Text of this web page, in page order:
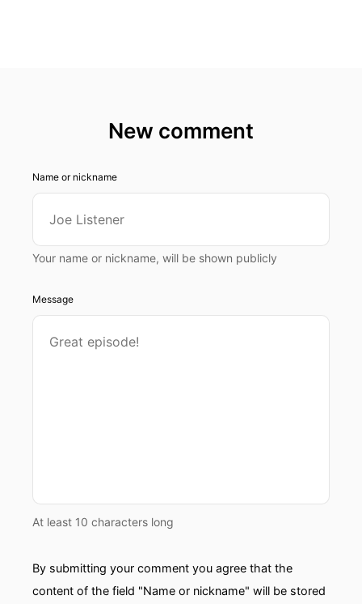
New comment
Name or nickname
Your name or nickname, will be shown publicly
Message
At least 10 characters long
By submitting your comment you agree that the
content of the field "Name or nickname" will be stored